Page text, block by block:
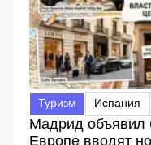
Туризм Испания
Мадрид объявил
Европе вводят